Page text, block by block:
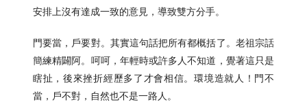
安排上沒有達成一致的意見，導致雙方分手。
門要當，戶要對。其實這句話把所有都概括了。老祖宗話
簡練精闢阿。呵呵，年輕時或許多人不知道，覺著這只是
瞎扯，後來挫折經歷多了才會相信。環境造就人！門不
當，戶不對，自然也不是一路人。